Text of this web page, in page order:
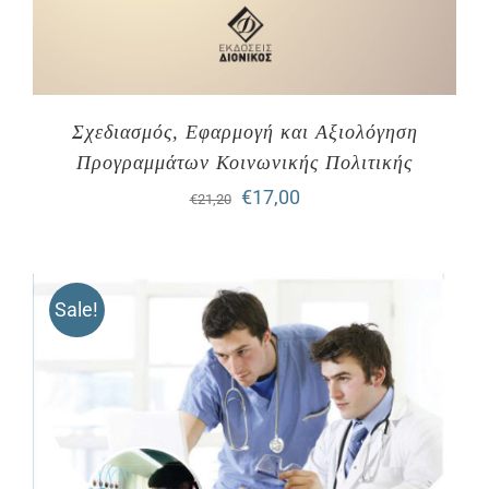
Σχεδιασμός, Εφαρμογή και Αξιολόγηση
Προγραμμάτων Κοινωνικής Πολιτικής
€21,20
Original
€21,20.
€17,00Η
€17,00.
Sale!